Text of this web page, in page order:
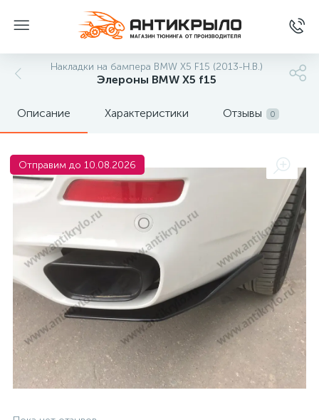
Накладки на бампера BMW X5 F15 (2013-Н.В.)
Элероны BMW X5 f15
Описание Характеристики Отзывы 0
Отправим до 10.08.2026